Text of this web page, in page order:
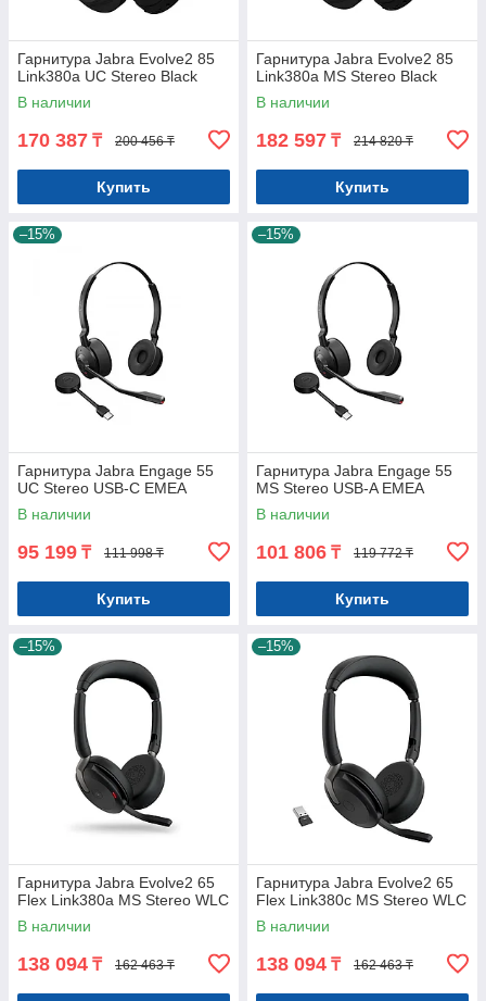
Гарнитура Jabra Evolve2 85
Link380a UC Stereo Black
В наличии
170 387 ₸ 200 456 ₸
Купить
Гарнитура Jabra Evolve2 85
Link380a MS Stereo Black
В наличии
182 597 ₸ 214 820 ₸
Купить
–15%
Гарнитура Jabra Engage 55
UC Stereo USB-C EMEA
В наличии
95 199 ₸ 111 998 ₸
Купить
–15%
Гарнитура Jabra Engage 55
MS Stereo USB-A EMEA
В наличии
101 806 ₸ 119 772 ₸
Купить
–15%
Гарнитура Jabra Evolve2 65
Flex Link380a MS Stereo WLC
В наличии
138 094 ₸ 162 463 ₸
–15%
Гарнитура Jabra Evolve2 65
Flex Link380c MS Stereo WLC
В наличии
138 094 ₸ 162 463 ₸